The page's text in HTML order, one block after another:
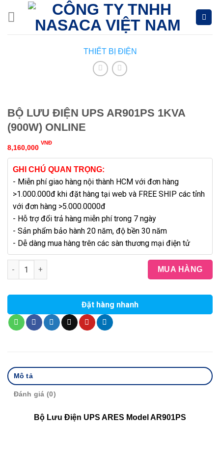
THIẾT BỊ ĐIỆN
BỘ LƯU ĐIỆN UPS AR901PS 1KVA
(900W) ONLINE
8,160,000
VNĐ
GHI CHÚ QUAN TRỌNG:
- Miễn phí giao hàng nội thành HCM với đơn hàng
>1.000.000đ khi đặt hàng tại web và FREE SHIP các tỉnh
với đơn hàng >5.000.0000đ
- Hỗ trợ đổi trả hàng miễn phí trong 7 ngày
- Sản phẩm bảo hành 20 năm, độ bền 30 năm
- Dễ dàng mua hàng trên các sàn thương mại điện tử
BỘ LƯU ĐIỆN UPS AR901PS 1KVA (900W) ONLINE số lượng
MUA HÀNG
Đặt hàng nhanh
Mô tả
Đánh giá (0)
Bộ Lưu Điện UPS ARES Model AR901PS